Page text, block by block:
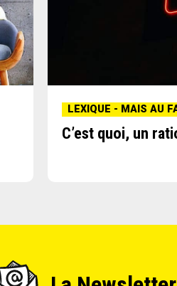
LEXIQUE - MAIS AU
C’est quoi, un